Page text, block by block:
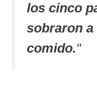
los cinco
sobraron a
comido."